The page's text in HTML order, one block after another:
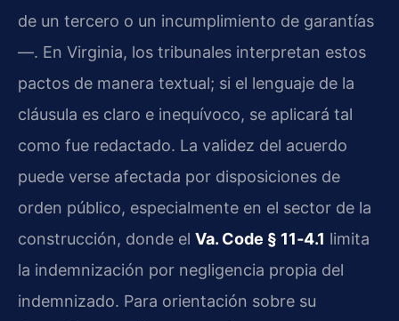
de un tercero o un incumplimiento de garantías
—. En Virginia, los tribunales interpretan estos
pactos de manera textual; si el lenguaje de la
cláusula es claro e inequívoco, se aplicará tal
como fue redactado. La validez del acuerdo
puede verse afectada por disposiciones de
orden público, especialmente en el sector de la
construcción, donde el Va. Code § 11‑4.1 limita
la indemnización por negligencia propia del
indemnizado. Para orientación sobre su